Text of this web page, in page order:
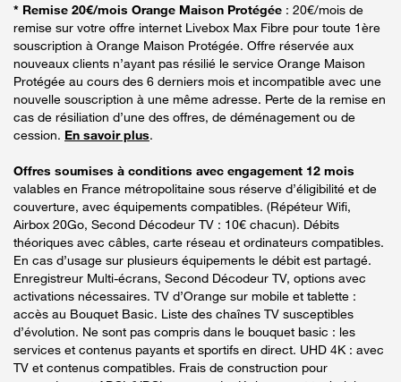
* Remise 20€/mois Orange Maison Protégée : 20€/mois de
remise sur votre offre internet Livebox Max Fibre pour toute 1ère
souscription à Orange Maison Protégée. Offre réservée aux
nouveaux clients n’ayant pas résilié le service Orange Maison
Protégée au cours des 6 derniers mois et incompatible avec une
nouvelle souscription à une même adresse. Perte de la remise en
cas de résiliation d’une des offres, de déménagement ou de
cession. En savoir plus.
Offres soumises à conditions avec engagement 12 mois
valables en France métropolitaine sous réserve d’éligibilité et de
couverture, avec équipements compatibles. (Répéteur Wifi,
Airbox 20Go, Second Décodeur TV : 10€ chacun). Débits
théoriques avec câbles, carte réseau et ordinateurs compatibles.
En cas d’usage sur plusieurs équipements le débit est partagé.
Enregistreur Multi-écrans, Second Décodeur TV, options avec
activations nécessaires. TV d’Orange sur mobile et tablette :
accès au Bouquet Basic. Liste des chaînes TV susceptibles
d’évolution. Ne sont pas compris dans le bouquet basic : les
services et contenus payants et sportifs en direct. UHD 4K : avec
TV et contenus compatibles. Frais de construction pour